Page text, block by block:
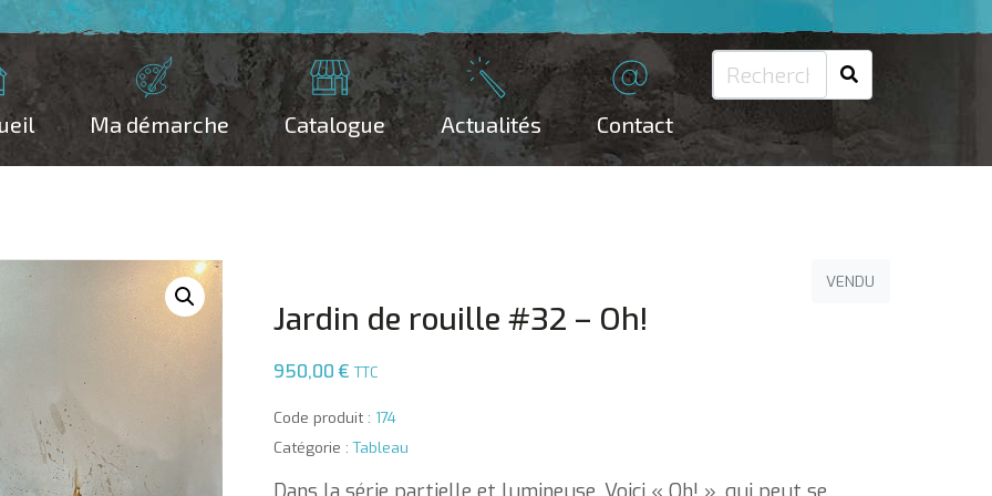
Ma démarche Catalogue Actualités Contact
VENDU
Jardin de rouille #32 – Oh!
950,00€ TTC
Code produit : 174
Catégorie : Tableau